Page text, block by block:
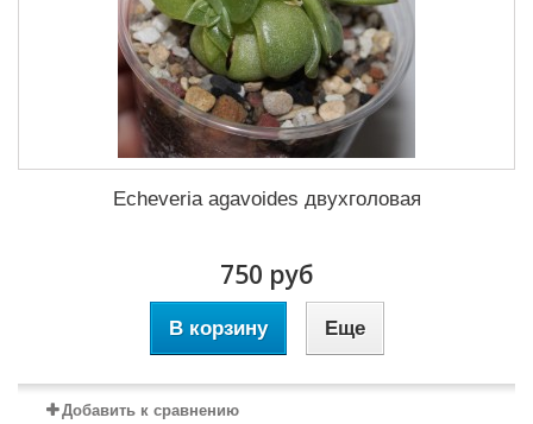
Echeveria agavoides двухголовая
750 руб
В корзину Еще
Добавить к сравнению